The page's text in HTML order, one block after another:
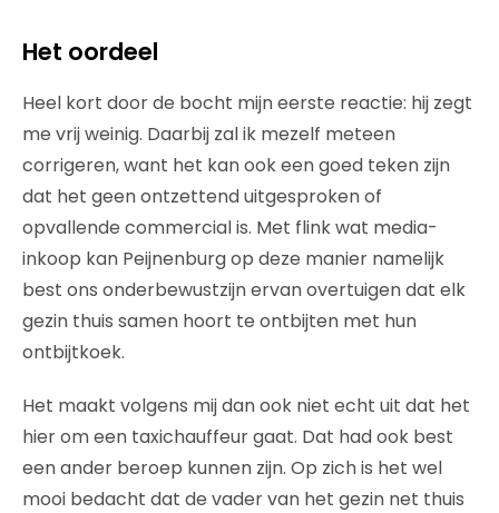
Het oordeel
Heel kort door de bocht mijn eerste reactie: hij zegt
me vrij weinig. Daarbij zal ik mezelf meteen
corrigeren, want het kan ook een goed teken zijn
dat het geen ontzettend uitgesproken of
opvallende commercial is. Met flink wat media-
inkoop kan Peijnenburg op deze manier namelijk
best ons onderbewustzijn ervan overtuigen dat elk
gezin thuis samen hoort te ontbijten met hun
ontbijtkoek.
Het maakt volgens mij dan ook niet echt uit dat het
hier om een taxichauffeur gaat. Dat had ook best
een ander beroep kunnen zijn. Op zich is het wel
mooi bedacht dat de vader van het gezin net thuis